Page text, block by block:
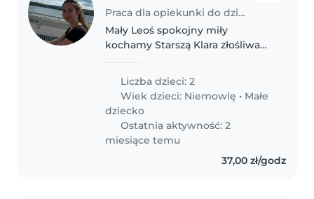
Praca dla opiekunki do dziecka w Dąbrowa Górnicza
Mały Leoś spokojny miły
kochamy Starszą Klara złośliwa
Liczba dzieci: 2
Wiek dzieci: Niemowlę • Małe
dziecko
Ostatnia aktywność: 2
miesiące temu
37,00 zł/godz